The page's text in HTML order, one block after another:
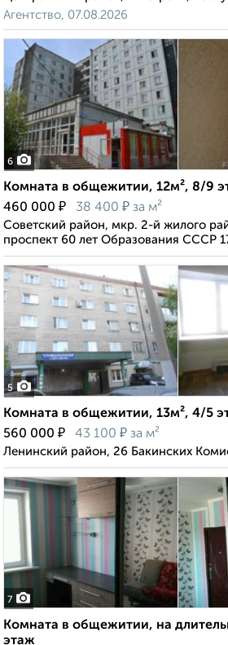
Агентство, 07.08.2026
6
Комната в общежитии, 12м², 8/9
460 000 ₽ 38 400 ₽ за м²
Советский район, мкр. 2-й жилого
проспект 60 лет Образования СССР
5
Комната в общежитии, 13м², 4/5
560 000 ₽ 43 100 ₽ за м²
Ленинский район, 26 Бакинских
7
Комната в общежитии, на
этаж